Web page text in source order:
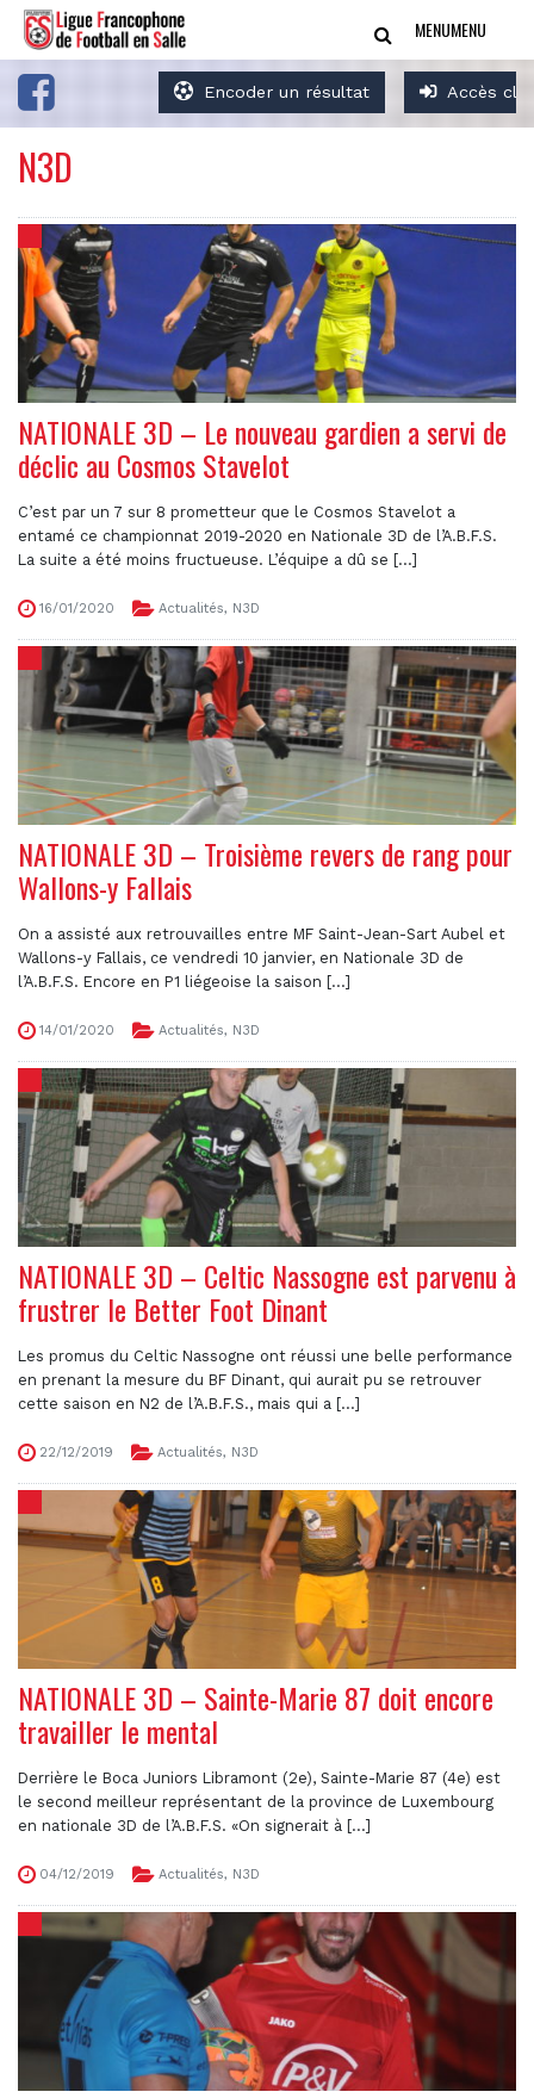
Encoder un résultat Accès
MENUMENU
N3D
NATIONALE 3D – Le nouveau gardien a servi de
déclic au Cosmos Stavelot
C’est par un 7 sur 8 prometteur que le Cosmos Stavelot a
entamé ce championnat 2019-2020 en Nationale 3D de l’A.B.F.S.
La suite a été moins fructueuse. L’équipe a dû se [...]
16/01/2020 Actualités, N3D
NATIONALE 3D – Troisième revers de rang pour
Wallons-y Fallais
On a assisté aux retrouvailles entre MF Saint-Jean-Sart Aubel et
Wallons-y Fallais, ce vendredi 10 janvier, en Nationale 3D de
l’A.B.F.S. Encore en P1 liégeoise la saison [...]
14/01/2020 Actualités, N3D
NATIONALE 3D – Celtic Nassogne est parvenu à
frustrer le Better Foot Dinant
Les promus du Celtic Nassogne ont réussi une belle performance
en prenant la mesure du BF Dinant, qui aurait pu se retrouver
cette saison en N2 de l’A.B.F.S., mais qui a [...]
22/12/2019 Actualités, N3D
NATIONALE 3D – Sainte-Marie 87 doit encore
travailler le mental
Derrière le Boca Juniors Libramont (2e), Sainte-Marie 87 (4e) est
le second meilleur représentant de la province de Luxembourg
en nationale 3D de l’A.B.F.S. «On signerait à [...]
04/12/2019 Actualités, N3D